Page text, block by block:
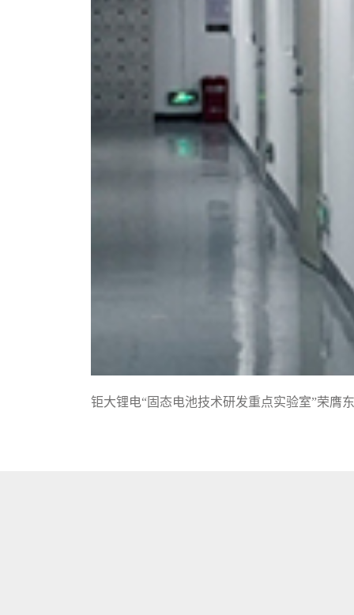
钜大锂电“固态电池技术研发重点实验室”荣膺